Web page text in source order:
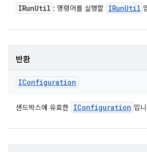
IRunUtil : 명령어를 실행할 IRunUtil
반환
IConfiguration
샌드박스에 유효한 IConfiguration 입